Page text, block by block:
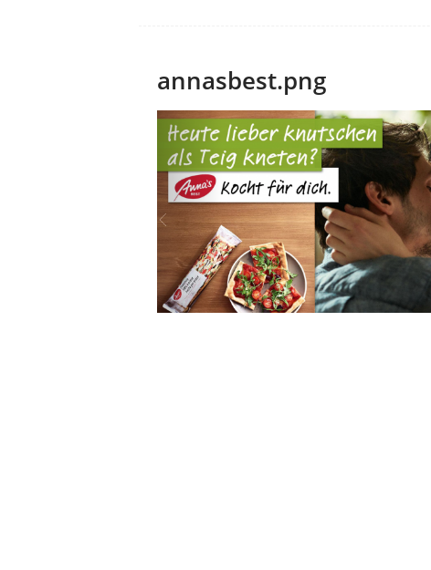
annasbest.png